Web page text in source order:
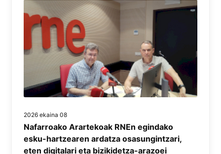
2026 ekaina 08
Nafarroako Arartekoak RNEn egindako
esku-hartzearen ardatza osasungintzari,
eten digitalari eta bizikidetza-arazoei